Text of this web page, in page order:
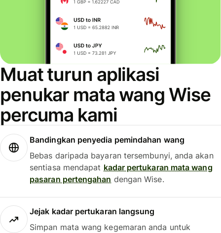
Muat turun aplikasi
penukar mata wang Wise
percuma kami
Bandingkan penyedia pemindahan wang
Bebas daripada bayaran tersembunyi, anda akan
sentiasa mendapat kadar pertukaran mata wang
pasaran pertengahan dengan Wise.
Jejak kadar pertukaran langsung
Simpan mata wang kegemaran anda untuk